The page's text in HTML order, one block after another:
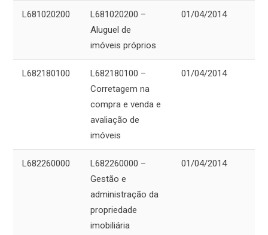
L681020200
L681020200 –
Aluguel de
imóveis próprios
01/04/2014
L682180100
L682180100 –
Corretagem na
compra e venda e
avaliação de
imóveis
01/04/2014
L682260000
L682260000 –
Gestão e
administração da
propriedade
imobiliária
01/04/2014